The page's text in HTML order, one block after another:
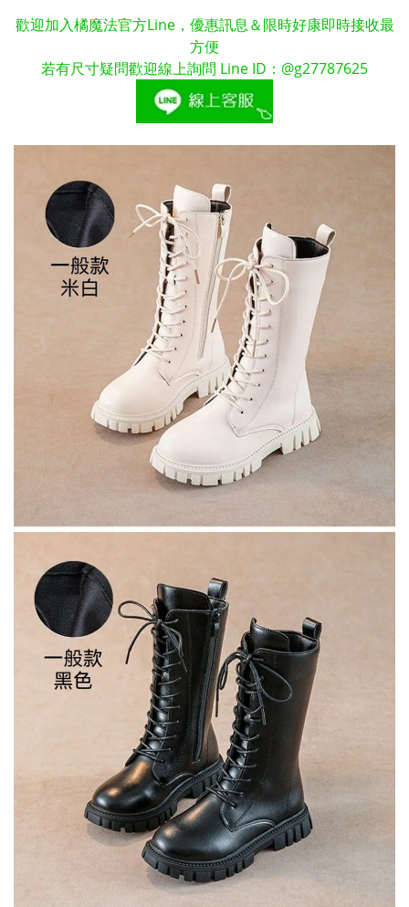
歡迎加入橘魔法官方Line，優惠訊息＆限時好康即時接收最
方便
若有尺寸疑問歡迎線上詢問 Line ID：@g27787625